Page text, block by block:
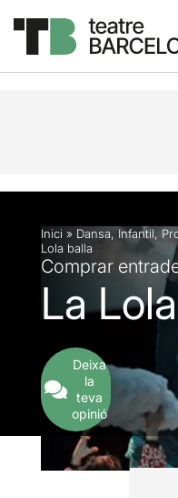
Descripció
Inici » Dansa, Infantil,
Lola balla
Comprar
La
Deixa
la
teva
opinió